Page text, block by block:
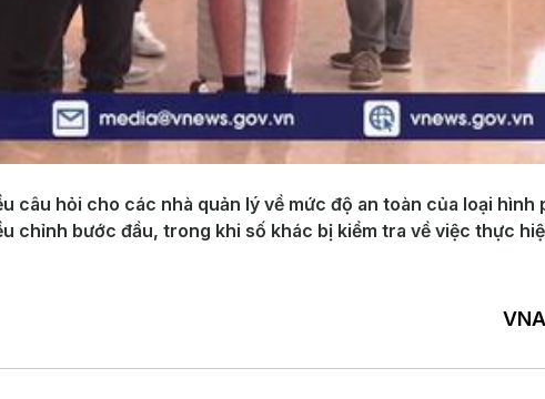
câu hỏi cho các nhà quản lý về mức độ an toàn của loại hình
chỉnh bước đầu, trong khi số khác bị kiểm tra về việc thực